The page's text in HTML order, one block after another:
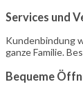
Services und
Kundenbindung
ganze Familie.
Bequeme